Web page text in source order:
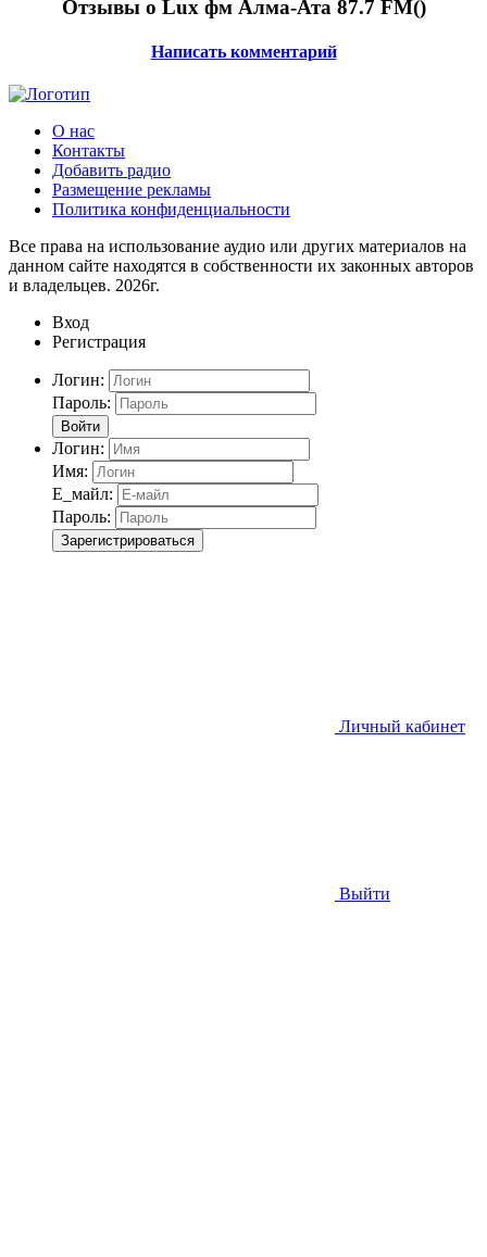
Отзывы о Lux фм Алма-Ата 87.7 FM()
Написать комментарий
О нас
Контакты
Добавить радио
Размещение рекламы
Политика конфиденциальности
Все права на использование аудио или других материалов на
данном сайте находятся в собственности их законных авторов
и владельцев. 2026г.
Вход
Регистрация
Логин:
Пароль:
Войти
Логин:
Имя:
Е_майл:
Пароль:
Зарегистрироваться
Личный кабинет
Выйти